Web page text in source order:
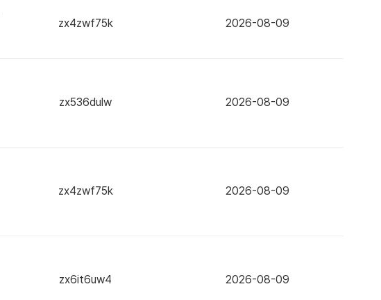
zx4zwf75k 2026-08-09
zx536dulw 2026-08-09
zx4zwf75k 2026-08-09
zx6it6uw4 2026-08-09